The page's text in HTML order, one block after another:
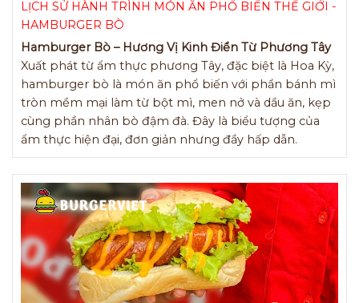
LỊCH SỬ HÀNH TRÌNH MÓN ĂN PHỔ BIẾN THẾ GIỚI -
HAMBURGER BÒ
Hamburger Bò – Hương Vị Kinh Điển Từ Phương Tây
Xuất phát từ ẩm thực phương Tây, đặc biệt là Hoa Kỳ,
hamburger bò là món ăn phổ biến với phần bánh mì
tròn mềm mại làm từ bột mì, men nở và dầu ăn, kẹp
cùng phần nhân bò đậm đà. Đây là biểu tượng của
ẩm thực hiện đại, đơn giản nhưng đầy hấp dẫn.